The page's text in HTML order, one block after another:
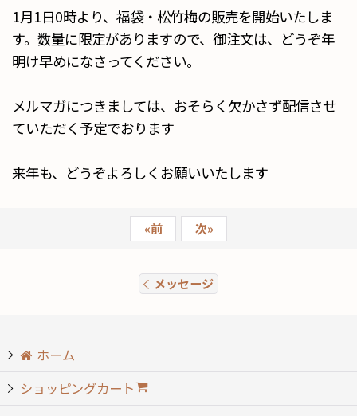
1月1日0時より、福袋・松竹梅の販売を開始いたしま
す。数量に限定がありますので、御注文は、どうぞ年
明け早めになさってください。
メルマガにつきましては、おそらく欠かさず配信させ
ていただく予定でおります
来年も、どうぞよろしくお願いいたします
«前 次»
メッセージ
ホーム
ショッピングカート